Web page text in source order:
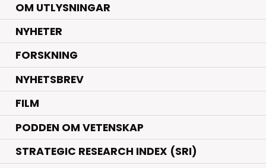
OM UTLYSNINGAR
NYHETER.
FORSKNING.
NYHETSBREV
FILM
PODDEN OM VETENSKAP
STRATEGIC RESEARCH INDEX (SRI)